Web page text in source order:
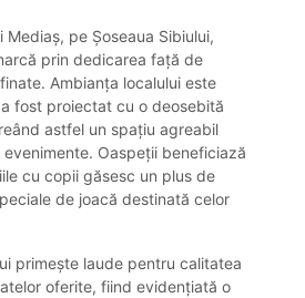
pe Șoseaua Sibiului,
prin dedicarea față de
Ambianța localului este
fost proiectat cu o deosebită
astfel un spațiu agreabil
Oaspeții beneficiază
cu copii găsesc un plus de
de joacă destinată celor
primește laude pentru calitatea
oferite, fiind evidențiată o